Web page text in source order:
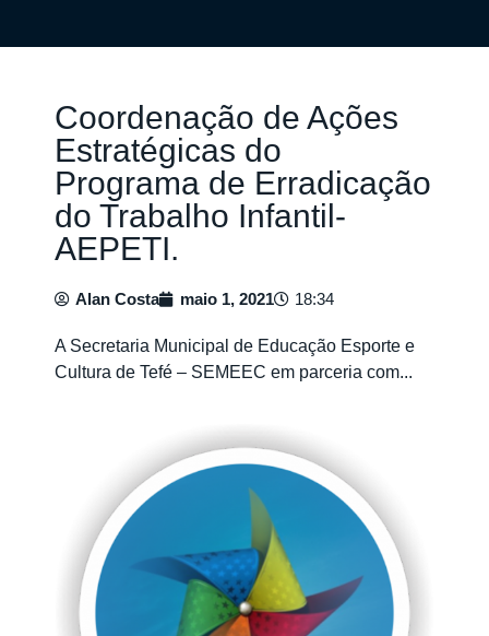
Coordenação de Ações
Estratégicas do
Programa de Erradicação
do Trabalho Infantil-
AEPETI.
Alan Costa maio 1, 2021 18:34
A Secretaria Municipal de Educação Esporte e
Cultura de Tefé – SEMEEC em parceria com...